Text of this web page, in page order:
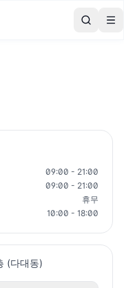
09:00 - 21:00
09:00 - 21:00
휴무
10:00 - 18:00
(다대동)